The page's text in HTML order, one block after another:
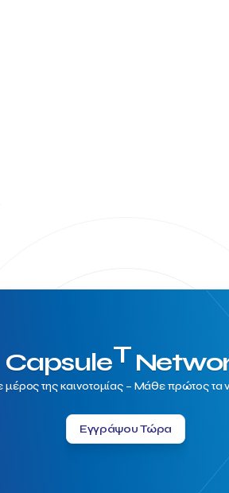
CapsuleT
μέρος της καινοτομίας – Μάθε πρώτος τα
Εγγράψου Τώρα